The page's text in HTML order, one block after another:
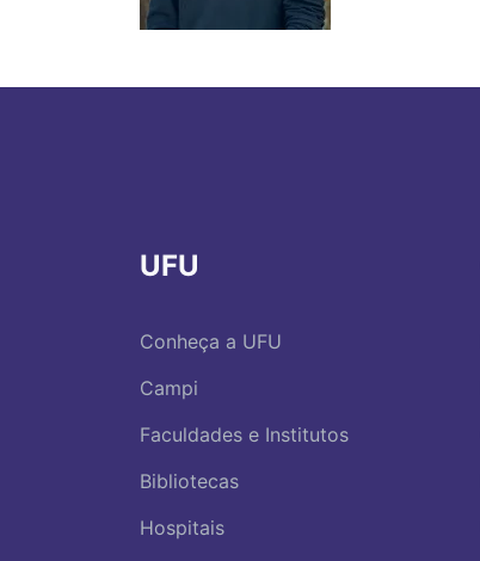
UFU
Conheça a UFU
Campi
Faculdades e Institutos
Bibliotecas
Hospitais